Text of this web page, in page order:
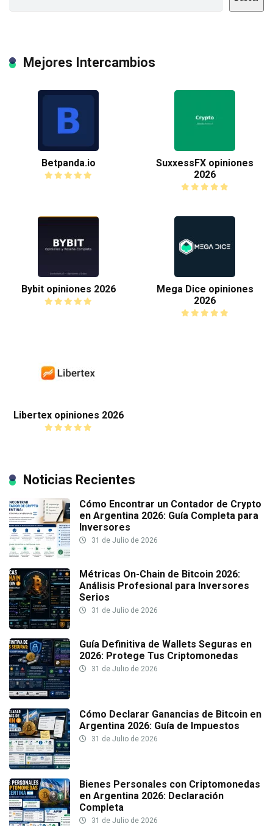
Mejores Intercambios
Betpanda.io
SuxxessFX opiniones
2026
Bybit opiniones 2026
Mega Dice opiniones
2026
Libertex opiniones 2026
Noticias Recientes
Cómo Encontrar un Contador de Crypto
en Argentina 2026: Guía Completa para
Inversores
31 de Julio de 2026
Métricas On-Chain de Bitcoin 2026:
Análisis Profesional para Inversores
Serios
31 de Julio de 2026
Guía Definitiva de Wallets Seguras en
2026: Protege Tus Criptomonedas
31 de Julio de 2026
Cómo Declarar Ganancias de Bitcoin en
Argentina 2026: Guía de Impuestos
31 de Julio de 2026
Bienes Personales con Criptomonedas
en Argentina 2026: Declaración
Completa
31 de Julio de 2026